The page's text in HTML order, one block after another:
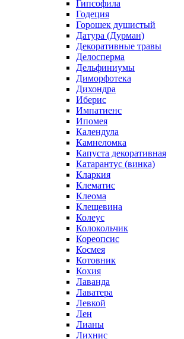
Гипсофила
Годеция
Горошек душистый
Датура (Дурман)
Декоративные травы
Делосперма
Дельфиниумы
Диморфотека
Дихондра
Иберис
Импатиенс
Ипомея
Календула
Камнеломка
Капуста декоративная
Катарантус (винка)
Кларкия
Клематис
Клеома
Клещевина
Колеус
Колокольчик
Кореопсис
Космея
Котовник
Кохия
Лаванда
Лаватера
Левкой
Лен
Лианы
Лихнис